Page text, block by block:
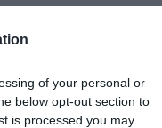
of your personal or
below opt-out section to
is processed you may